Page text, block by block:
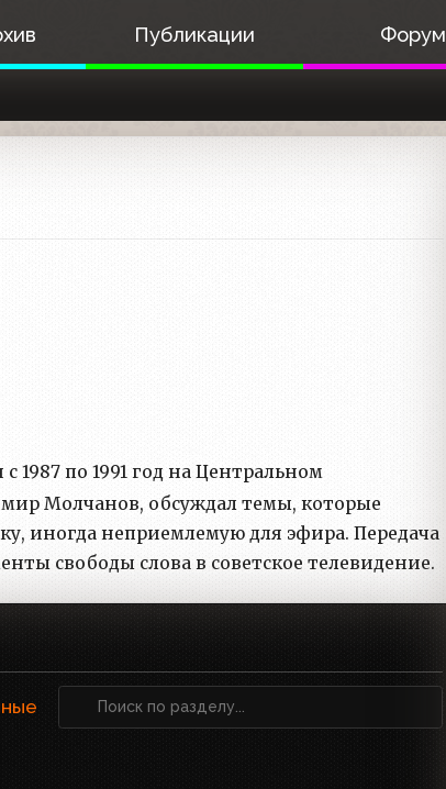
Публикации Форум
1987 по 1991 год на Центральном
Молчанов, обсуждал темы, которые
иногда неприемлемую для эфира. Передача
свободы слова в советское телевидение.